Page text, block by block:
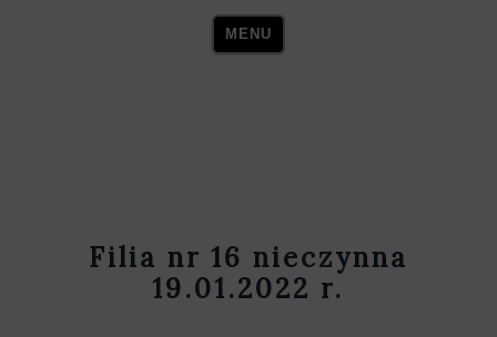
MENU
Filia nr 16 nieczynna
19.01.2022 r.